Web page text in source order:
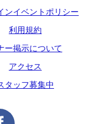
ンイベントポリシー
利用規約
ー掲示について
アクセス
タッフ募集中